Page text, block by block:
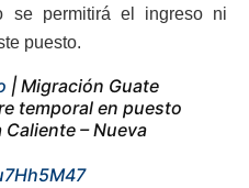
se permitirá el ingreso ni
puesto.
| Migración Guate
temporal en puesto
– Nueva